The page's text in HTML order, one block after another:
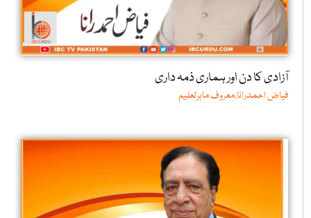
آزادی کا دن اور ہماری ذمہ داری
فیاض احمدرانا،معروف ماہرتعلیم